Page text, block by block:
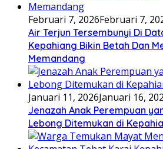
Februari 7, 2026Februari 7,
Air Terjun Tersembunyi Di
Kepahiang Bikin Betah Dan
Memandang
Januari 11, 2026Januari 16,
Jenazah Anak Perempuan
Lebong Ditemukan di